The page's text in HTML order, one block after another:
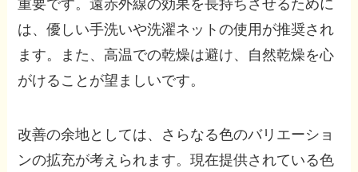
重要です。遠赤外線の効果を長持ちさせるために
は、優しい手洗いや洗濯ネットの使用が推奨され
ます。また、高温での乾燥は避け、自然乾燥を心
がけることが望ましいです。
改善の余地としては、さらなる色のバリエーショ
ンの拡充が考えられます。現在提供されている色